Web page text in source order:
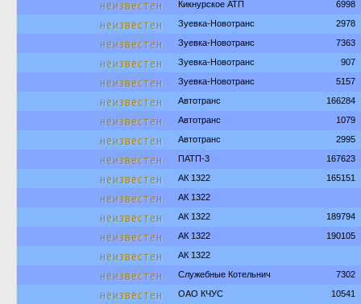
неизвестен Кикнурское АТП 6998
неизвестен Зуевка-Новотранс 2978
неизвестен Зуевка-Новотранс 7363
неизвестен Зуевка-Новотранс 907
неизвестен Зуевка-Новотранс 5157
неизвестен Автотранс 166284
неизвестен Автотранс 1079
неизвестен Автотранс 2995
неизвестен ПАТП-3 167623
неизвестен АК 1322 165151
неизвестен АК 1322
неизвестен АК 1322 189794
неизвестен АК 1322 190105
неизвестен АК 1322
неизвестен Служебные Котельнич 7302
неизвестен ОАО КЧУС 10541